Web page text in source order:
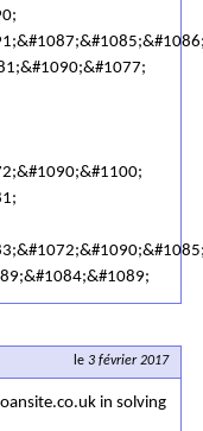
le 3 février 2017
in solving